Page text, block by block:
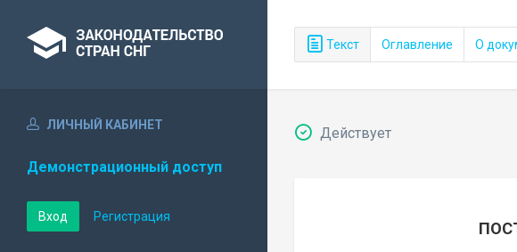
Текст Оглавление О
ЛИЧНЫЙ КАБИНЕТ
Демонстрационный доступ
Вход Регистрация
Действует